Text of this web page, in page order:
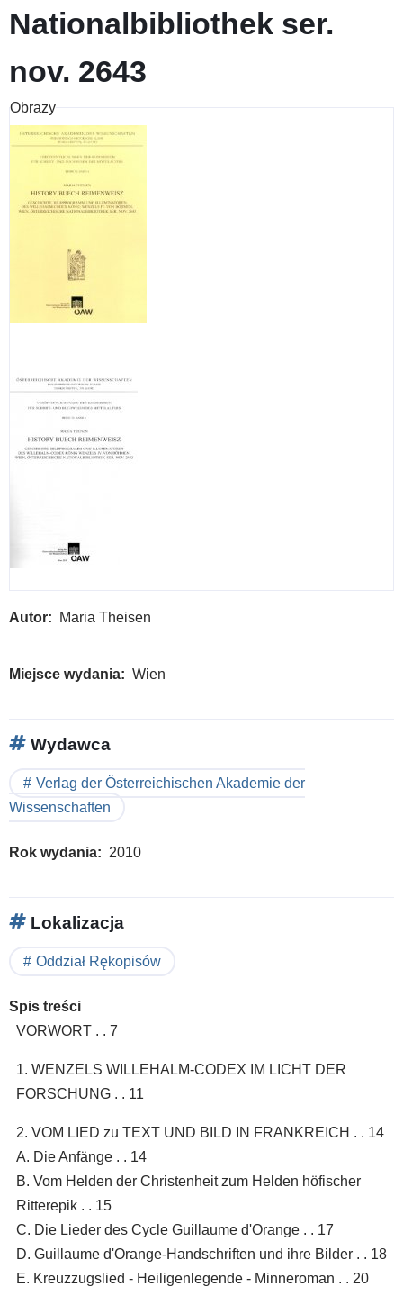
Nationalbibliothek ser.
nov. 2643
Obrazy
Autor Maria Theisen
Miejsce wydania Wien
Wydawca
Verlag der Österreichischen Akademie der
Wissenschaften
Rok wydania 2010
Lokalizacja
Oddział Rękopisów
Spis treści
VORWORT . . 7
1. WENZELS WILLEHALM-CODEX IM LICHT DER
FORSCHUNG . . 11
2. VOM LIED zu TEXT UND BILD IN FRANKREICH . . 14
A. Die Anfänge . . 14
B. Vom Helden der Christenheit zum Helden höfischer
Ritterepik . . 15
C. Die Lieder des Cycle Guillaume d'Orange . . 17
D. Guillaume d'Orange-Handschriften und ihre Bilder . . 18
E. Kreuzzugslied - Heiligenlegende - Minneroman . . 20